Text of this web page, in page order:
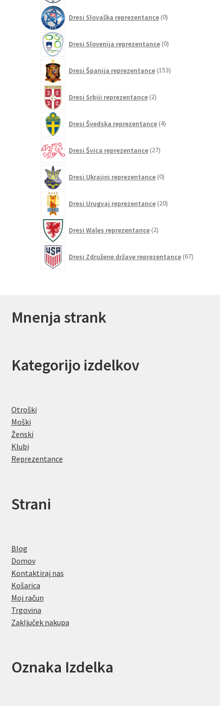
Dresi Slovaška reprezentance 0izdelkov
Dresi Slovenija reprezentance 0izdelkov
Dresi Španija reprezentance 153izdelkov
Dresi Srbiji reprezentance 2izdelka
Dresi Švedska reprezentance 4izdelki
Dresi Švica reprezentance 27izdelkov
Dresi Ukrajini reprezentance 0izdelkov
Dresi Urugvaj reprezentance 20izdelkov
Dresi Wales reprezentance 2izdelka
Dresi Združene države reprezentance 67izdelkov
Mnenja strank
Kategorijo izdelkov
Otroški
Moški
Ženski
Klubi
Reprezentance
Strani
Blog
Domov
Kontaktiraj nas
Košarica
Moj račun
Trgovina
Zaključek nakupa
Oznaka Izdelka